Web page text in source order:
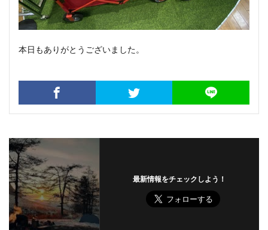
本日もありがとうございました。
最新情報をチェックしよう！